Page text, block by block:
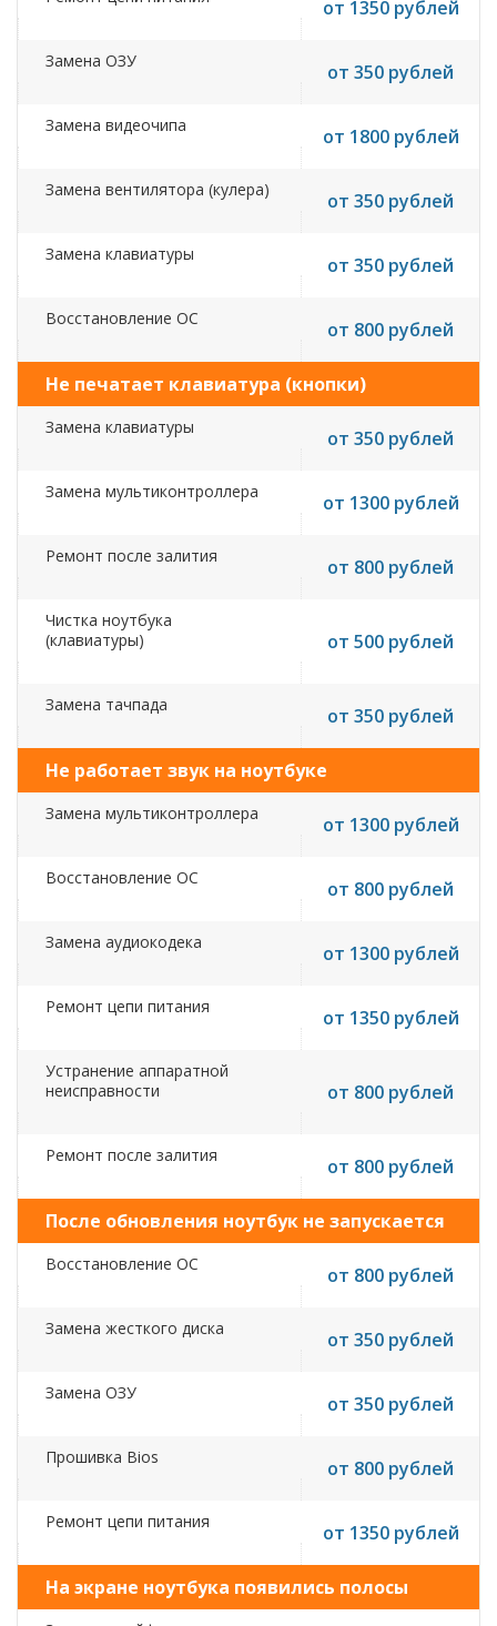
от 1350 рублей
Замена ОЗУ от 350 рублей
Замена видеочипа от 1800 рублей
Замена вентилятора (кулера) от 350 рублей
Замена клавиатуры от 350 рублей
Восстановление ОС от 800 рублей
Не печатает клавиатура (кнопки)
Замена клавиатуры от 350 рублей
Замена мультиконтроллера от 1300 рублей
Ремонт после залития от 800 рублей
Чистка ноутбука
(клавиатуры)
от 500 рублей
Замена тачпада от 350 рублей
Не работает звук на ноутбуке
Замена мультиконтроллера от 1300 рублей
Восстановление ОС от 800 рублей
Замена аудиокодека от 1300 рублей
Ремонт цепи питания от 1350 рублей
Устранение аппаратной
неисправности
от 800 рублей
Ремонт после залития от 800 рублей
После обновления ноутбук не запускается
Восстановление ОС от 800 рублей
Замена жесткого диска от 350 рублей
Замена ОЗУ от 350 рублей
Прошивка Bios от 800 рублей
Ремонт цепи питания от 1350 рублей
На экране ноутбука появились полосы